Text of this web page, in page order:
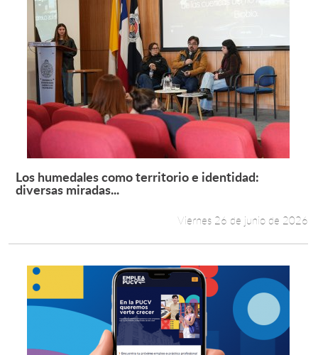
Leer más +
Los humedales como territorio e identidad:
diversas miradas...
Viernes 26 de junio de 2026